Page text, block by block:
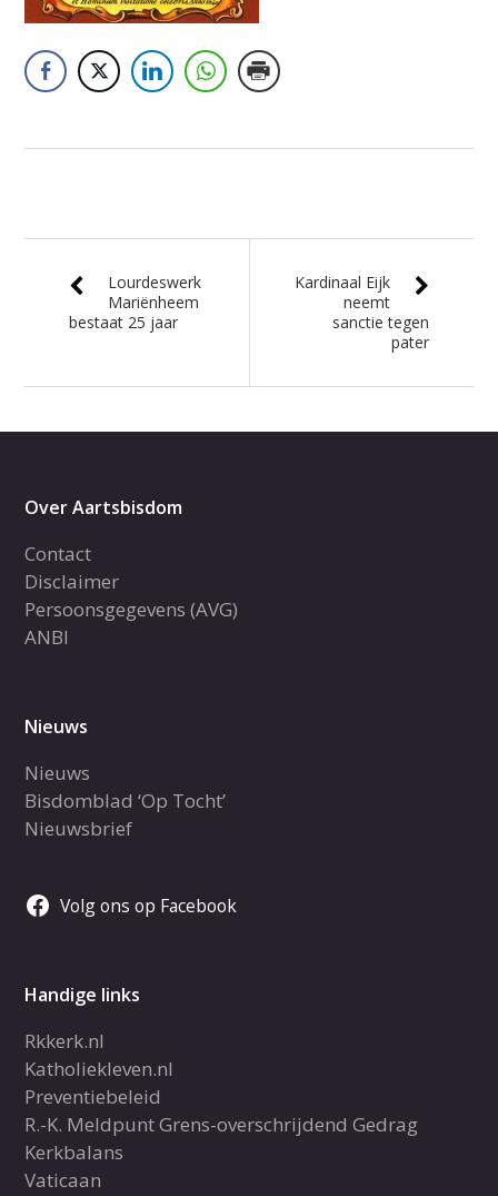
Lourdeswerk
Mariënheem
bestaat 25 jaar
Kardinaal Eijk
neemt
sanctie tegen
pater
Over Aartsbisdom
Contact
Disclaimer
Persoonsgegevens (AVG)
ANBI
Nieuws
Nieuws
Bisdomblad ‘Op Tocht’
Nieuwsbrief
Volg ons op Facebook
Handige links
Rkkerk.nl
Katholiekleven.nl
Preventiebeleid
R.-K. Meldpunt Grens-overschrijdend Gedrag
Kerkbalans
Vaticaan